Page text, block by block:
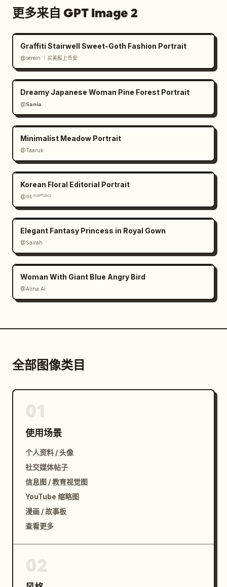
更多来自 GPT Image 2
Graffiti Stairwell Sweet-Goth Fashion Portrait
@serein ｜买美股上币安
Dreamy Japanese Woman Pine Forest Portrait
@𝗦𝗮𝗻𝗶𝗮
Minimalist Meadow Portrait
@Taaruk
Korean Floral Editorial Portrait
@𝟡𝟜 ᴾᴸᴬʸᶠᴼᴿᴳᴱ
Elegant Fantasy Princess in Royal Gown
@Sairah
Woman With Giant Blue Angry Bird
@Alina Ai
全部图像类目
使用场景
个人资料 / 头像
社交媒体帖子
信息图 / 教育视觉图
YouTube 缩略图
漫画 / 故事板
查看更多